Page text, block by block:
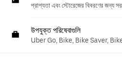
প্রাপ্যতা এবং স্টোরেজের বিবরণের জন্য
উপযুক্ত পরিষেবাগুলি
Uber Go, Bike, Bike Saver,